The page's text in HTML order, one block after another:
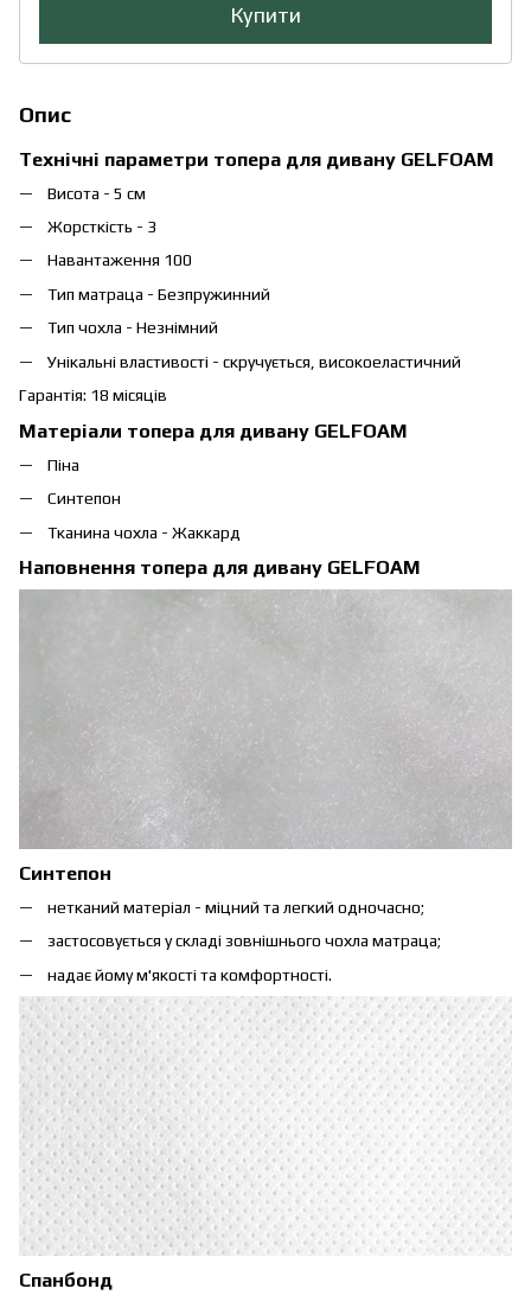
Купити
Опис
Технічні параметри топера для дивану GELFOAM
Висота - 5 см
Жорсткість - 3
Навантаження 100
Тип матраца - Безпружинний
Тип чохла - Незнімний
Унікальні властивості - скручується, високоеластичний
Гарантія: 18 місяців
Матеріали топера для дивану GELFOAM
Піна
Синтепон
Тканина чохла - Жаккард
Наповнення топера для дивану GELFOAM
Синтепон
нетканий матеріал - міцний та легкий одночасно;
застосовується у складі зовнішнього чохла матраца;
надає йому м'якості та комфортності.
Спанбонд